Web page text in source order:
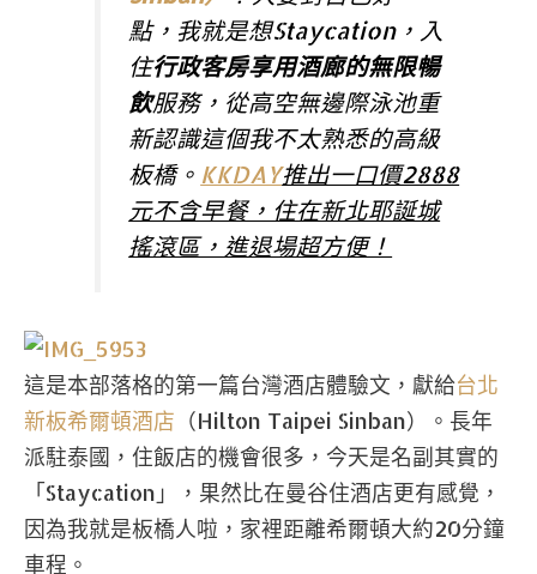
點，我就是想Staycation，入
住行政客房享用酒廊的無限暢
飲服務，從高空無邊際泳池重
新認識這個我不太熟悉的高級
板橋。 KKDAY推出一口價2888
元不含早餐，住在新北耶誕城
搖滾區，進退場超方便！
這是本部落格的第一篇台灣酒店體驗文，獻給台北
新板希爾頓酒店 （Hilton Taipei Sinban）。長年
派駐泰國，住飯店的機會很多，今天是名副其實的
「Staycation」，果然比在曼谷住酒店更有感覺，
因為我就是板橋人啦，家裡距離希爾頓大約20分鐘
車程。